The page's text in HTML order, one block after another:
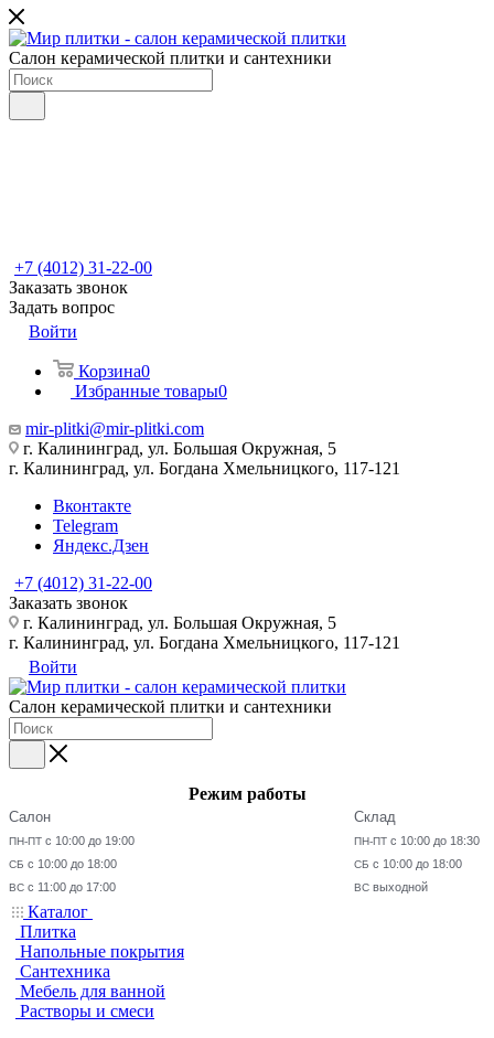
Салон керамической плитки и сантехники
+7 (4012) 31-22-00
Заказать звонок
Задать вопрос
Войти
Корзина0
Избранные товары0
mir-plitki@mir-plitki.com
г. Калининград, ул. Большая Окружная, 5
г. Калининград, ул. Богдана Хмельницкого, 117-121
Вконтакте
Telegram
Яндекс.Дзен
+7 (4012) 31-22-00
Заказать звонок
г. Калининград, ул. Большая Окружная, 5
г. Калининград, ул. Богдана Хмельницкого, 117-121
Войти
Салон керамической плитки и сантехники
Режим работы
Салон
ПН-ПТ с 10:00 до 19:00
СБ с 10:00 до 18:00
ВС с 11:00 до 17:00
Склад
ПН-ПТ с 10:00 до 18:30
СБ с 10:00 до 18:00
ВС выходной
Каталог
Плитка
Напольные покрытия
Сантехника
Мебель для ванной
Растворы и смеси